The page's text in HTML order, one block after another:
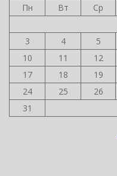
Пн
Вт Ср
3
4 5
10
11 12
17
18 19
24
25 26
31